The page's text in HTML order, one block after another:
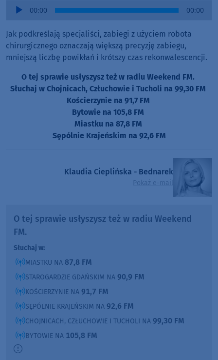
Audio
00:00 00:00
Jak podkreślają specjaliści, zabiegi z użyciem robota
chirurgicznego oznaczają większą precyzję zabiegu,
mniejszą liczbę powikłań i krótszy czas rekonwalescencji.
O tej sprawie usłyszysz też w radiu Weekend FM.
Słuchaj w Chojnicach, Człuchowie i Tucholi na 99,30 FM
Kościerzynie na 91,7 FM
Bytowie na 105,8 FM
Miastku na 87,8 FM
Sępólnie Krajeńskim na 92,6 FM
Klaudia Cieplińska - Bednarek
Pokaż e-mail
O tej sprawie usłyszysz też w radiu Weekend
FM.
Słuchaj w:
MIASTKU NA 87,8 FM
STAROGARDZIE GDAŃSKIM NA 90,9 FM
KOŚCIERZYNIE NA 91,7 FM
SĘPÓLNIE KRAJEŃSKIM NA 92,6 FM
CHOJNICACH, CZŁUCHOWIE I TUCHOLI NA 99,30 FM
BYTOWIE NA 105,8 FM